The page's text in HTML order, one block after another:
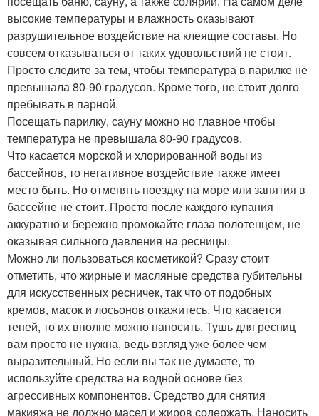
высокие температуры и влажность оказывают
разрушительное воздействие на клеящие составы. Но
совсем отказываться от таких удовольствий не стоит.
Просто следите за тем, чтобы температура в парилке не
превышала 80-90 градусов. Кроме того, не стоит долго
пребывать в парной.
Посещать парилку, сауну можно но главное чтобы
температура не превышала 80-90 градусов.
Что касается морской и хлорированной воды из
бассейнов, то негативное воздействие также имеет
место быть. Но отменять поездку на море или занятия в
бассейне не стоит. Просто после каждого купания
аккуратно и бережно промокайте глаза полотенцем, не
оказывая сильного давления на ресницы.
Можно ли пользоваться косметикой? Сразу стоит
отметить, что жирные и масляные средства губительны
для искусственных ресничек, так что от подобных
кремов, масок и лосьонов откажитесь. Что касается
теней, то их вполне можно наносить. Тушь для ресниц
вам просто не нужна, ведь взгляд уже более чем
выразительный. Но если вы так не думаете, то
используйте средства на водной основе без
агрессивных компонентов. Средство для снятия
макияжа не должно масел и жиров содержать. Наносить